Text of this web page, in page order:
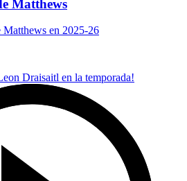
Matthews
Matthews en 2025-26